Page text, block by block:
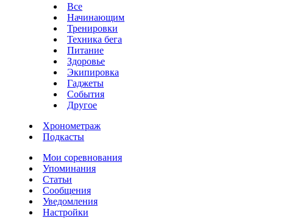
Все
Начинающим
Тренировки
Техника бега
Питание
Здоровье
Экипировка
Гаджеты
События
Другое
Хронометраж
Подкасты
Мои соревнования
Упоминания
Статьи
Сообщения
Уведомления
Настройки